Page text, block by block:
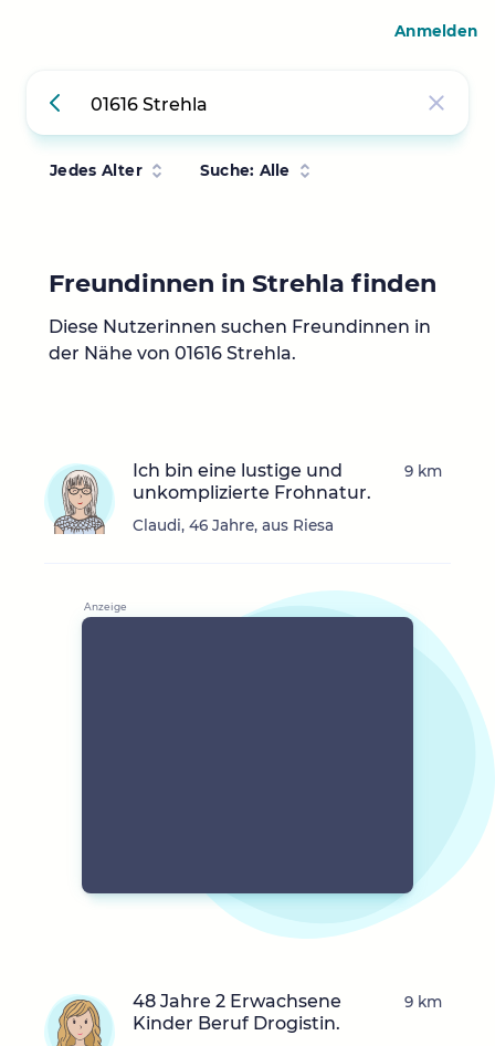
Jedes Alter Suche: Alle
Freundinnen in Strehla finden
Diese Nutzerinnen suchen Freundinnen in
der Nähe von 01616 Strehla.
Ich bin eine lustige und
unkomplizierte Frohnatur.
Claudi, 46 Jahre, aus Riesa
9 km
48 Jahre 2 Erwachsene
Kinder Beruf Drogistin.
9 km
Anmelden